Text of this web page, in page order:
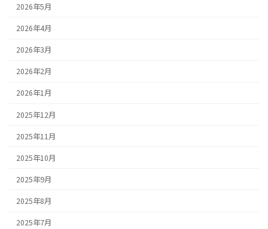
2026年5月
2026年4月
2026年3月
2026年2月
2026年1月
2025年12月
2025年11月
2025年10月
2025年9月
2025年8月
2025年7月